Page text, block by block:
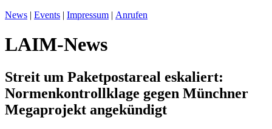
News | Events | Impressum | Anrufen
LAIM-News
Streit um Paketpostareal eskaliert:
Normenkontrollklage gegen Münchner
Megaprojekt angekündigt